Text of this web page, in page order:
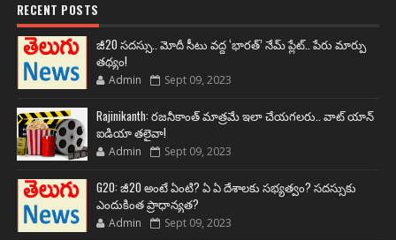
RECENT POSTS
జీ20 సదస్సు.. మోదీ సీటు వద్ద ‘భారత్’ నేమ్ ప్లేట్‌.. పేరు మార్పు
తథ్యం!
Admin Sept 09, 2023
Rajinikanth: రజనీకాంత్ మాత్రమే ఇలా చేయగలరు.. వాట్ యాన్
ఐడియా తలైవా!
Admin Sept 09, 2023
G20: జీ20 అంటే ఏంటి? ఏ ఏ దేశాలకు సభ్యత్వం? సదస్సుకు
ఎందుకింత ప్రాధాన్యత?
Admin Sept 09, 2023